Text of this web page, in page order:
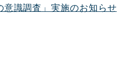
意識調査」実施のお知らせ